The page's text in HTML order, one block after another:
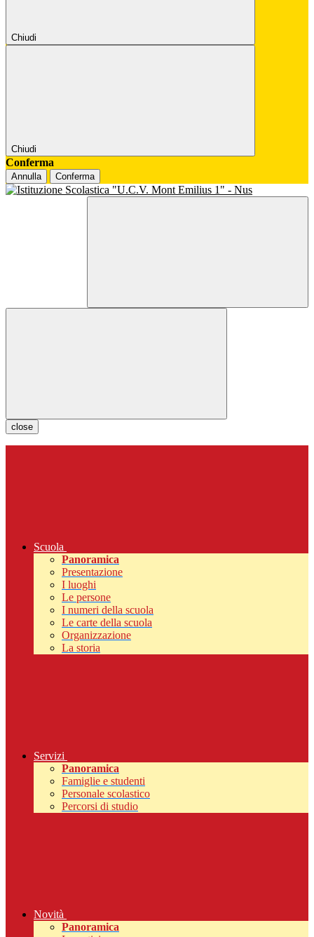
Chiudi
Chiudi
Conferma
Annulla Conferma
close
Scuola
Panoramica
Presentazione
I luoghi
Le persone
I numeri della scuola
Le carte della scuola
Organizzazione
La storia
Servizi
Panoramica
Famiglie e studenti
Personale scolastico
Percorsi di studio
Novità
Panoramica